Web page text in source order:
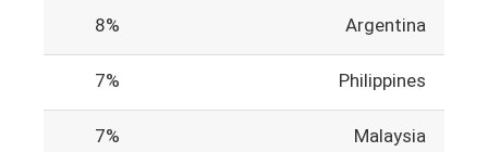
Argentina
8%
Philippines
7%
Malaysia
7%